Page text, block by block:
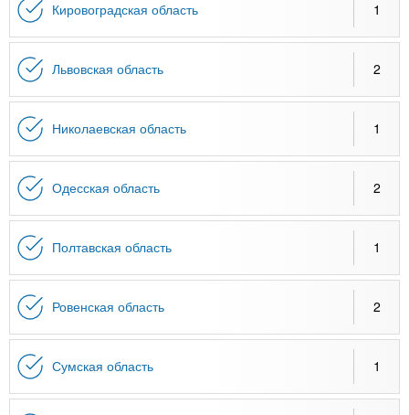
Кировоградская область 1
Львовская область 2
Николаевская область 1
Одесская область 2
Полтавская область 1
Ровенская область 2
Сумская область 1